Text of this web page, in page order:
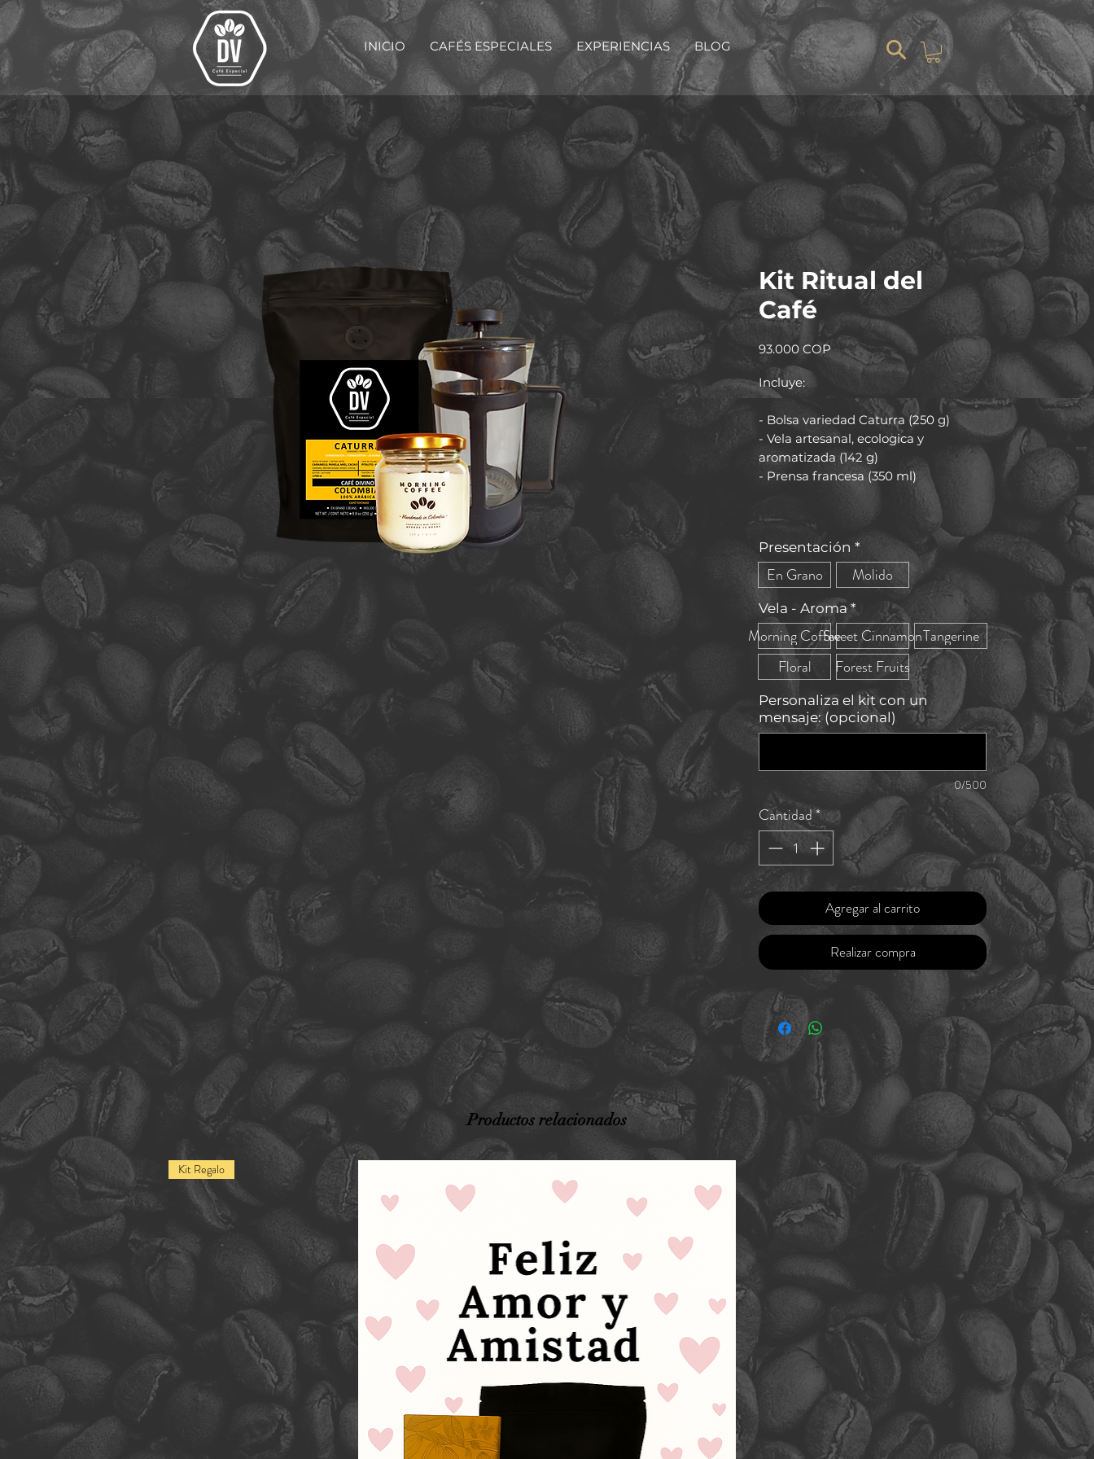
INICIO CAFÉS ESPECIALES EXPERIENCIAS BLOG
Kit Ritual del
Café
93.000 COP Precio
Incluye:
- Bolsa variedad Caturra (250 g)
- Vela artesanal, ecologica y
aromatizada (142 g)
- Prensa francesa (350 ml)
Presentación *
En Grano Molido
Vela - Aroma *
Morning CoffeeSweet CinnamonTangerine
Floral
Forest Fruits
Personaliza el kit con un
mensaje: (opcional)
0/500
Cantidad*
Agregar al carrito
Realizar compra
Productos relacionados
Kit Regalo